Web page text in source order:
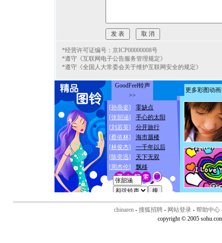
*经营许可证编号：京ICP00000008号
*遵守《互联网电子公告服务管理规定》
*遵守《全国人大常委会关于维护互联网安全的规定》
chinaren - 搜狐招聘 - 网站登录 - 帮助中心
copyright © 2005